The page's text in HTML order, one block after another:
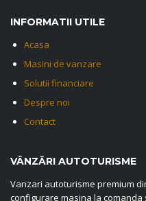
INFORMATII UTILE
Acasa
Masini de vanzare
Solutii financiare
Despre noi
Contact
VÂNZĂRI AUTOTURISME
Vanzari autoturisme premium
configurare masina la comanda